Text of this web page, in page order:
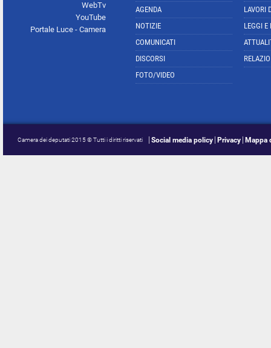
WebTv
YouTube
Portale Luce - Camera
AGENDA
NOTIZIE
COMUNICATI
DISCORSI
FOTO/VIDEO
LAVORI
LEGGI E
Camera dei deputati 2015 © Tutti i diritti riservati Social media policy Privacy Mappa